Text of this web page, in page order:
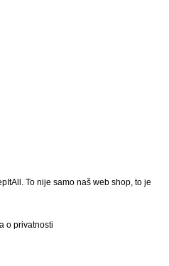
To nije samo naš web shop, to je
o privatnosti